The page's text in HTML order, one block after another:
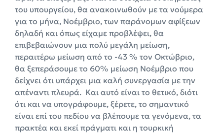
του υπουργείου, θα ανακοινωθούν µε τα νούμερα
για το μήνα, Νοέμβριο, των παράνομων αφίξεων
δηλαδή και όπως είχαμε προβλέψει, θα
επιβεβαιώνουν μια πολύ μεγάλη μείωση,
περαιτέρω μείωση από το -43 % τον Οκτώβριο,
θα ξεπεράσουμε το 60% μείωση Νοέμβριο που
δείχνει ότι υπάρχει μια καλή συνεργασία με την
απέναντι πλευρά. Και αυτό είναι το θετικό, διότι
ότι και να υπογράφουμε, ξέρετε, το σημαντικό
είναι επί του πεδίου να βλέπουμε τα γενόμενα, τα
πρακτέα και εκεί πράγματι και η τουρκική